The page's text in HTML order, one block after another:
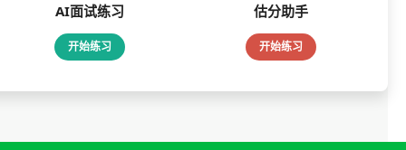
AI面试练习
开始练习
估分助手
开始练习